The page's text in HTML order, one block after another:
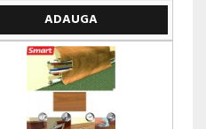
ADAUGA